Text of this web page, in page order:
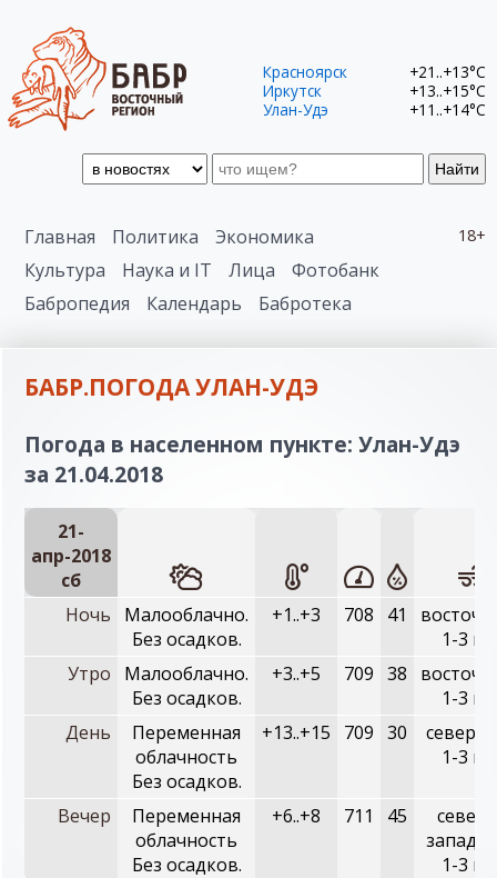
Найти
Красноярск
+21..+13°C
Иркутск
+13..+15°C
Улан-Удэ
+11..+14°C
18+
Главная Политика
Экономика
Культура
Наука и IT Лица
Фотобанк
Бабропедия
Календарь Бабротека
БАБР.ПОГОДА УЛАН-УДЭ
Погода в населенном пункте: Улан-Удэ
за 21.04.2018
21-
апр-2018
сб
Ночь
Малооблачно.
Без осадков.
+1..+3 708 41
1-3 м/
Утро
Малооблачно.
Без осадков.
+3..+5 709 38
1-3 м/
День
Переменная
облачность
Без осадков.
+13..+15 709 30
1-3 м/
Вечер
Переменная
облачность
Без осадков.
+6..+8 711 45
1-3 м/